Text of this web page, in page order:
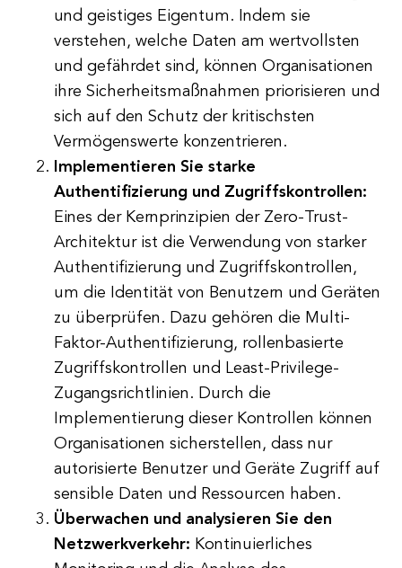
und geistiges Eigentum. Indem sie
verstehen, welche Daten am wertvollsten
und gefährdet sind, können Organisationen
ihre Sicherheitsmaßnahmen priorisieren und
sich auf den Schutz der kritischsten
Vermögenswerte konzentrieren.
Implementieren Sie starke
Authentifizierung und Zugriffskontrollen:
Eines der Kernprinzipien der Zero-Trust-
Architektur ist die Verwendung von starker
Authentifizierung und Zugriffskontrollen,
um die Identität von Benutzern und Geräten
zu überprüfen. Dazu gehören die Multi-
Faktor-Authentifizierung, rollenbasierte
Zugriffskontrollen und Least-Privilege-
Zugangsrichtlinien. Durch die
Implementierung dieser Kontrollen können
Organisationen sicherstellen, dass nur
autorisierte Benutzer und Geräte Zugriff auf
sensible Daten und Ressourcen haben.
Überwachen und analysieren Sie den
Netzwerkverkehr: Kontinuierliches